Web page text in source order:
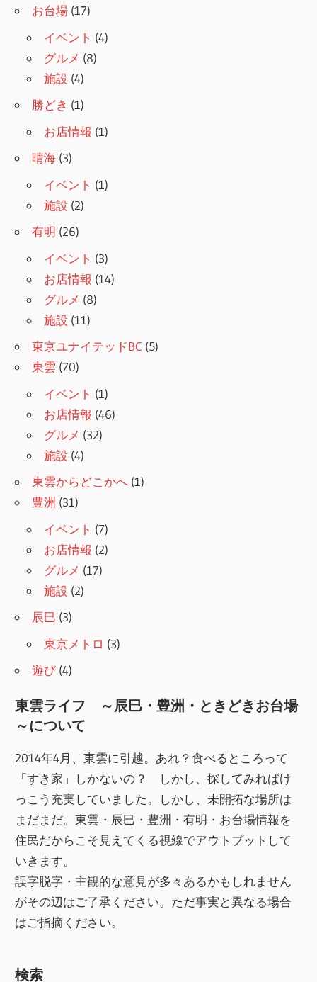
シ
ョ
ン
お台場 (17)
イベント (4)
グルメ (8)
施設 (4)
勝どき (1)
お店情報 (1)
晴海 (3)
イベント (1)
施設 (2)
有明 (26)
イベント (3)
お店情報 (14)
グルメ (8)
施設 (11)
東京ユナイテッドBC (5)
東雲 (70)
イベント (1)
お店情報 (46)
グルメ (32)
施設 (4)
東雲からどこかへ (1)
豊洲 (31)
イベント (7)
お店情報 (2)
グルメ (17)
施設 (2)
辰巳 (3)
東京メトロ (3)
遊び (4)
東雲ライフ ～辰巳・豊洲・ときどきお台場
～について
2014年4月、東雲に引越。あれ？食べるところって
「すき家」しかないの？ しかし、探してみればけ
っこう充実していました。しかし、未開拓な場所は
まだまだ。東雲・辰巳・豊洲・有明・お台場情報を
住民だからこそ見えてくる視線でアウトプットして
いきます。
誤字脱字・主観的な意見が多々あるかもしれません
がその辺はご了承ください。ただ事実と異なる場合
はご指摘ください。
検索